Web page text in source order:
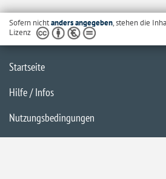
Sofern nichtanders angegeben, stehen die
Lizenz
Startseite
Hilfe / Infos
Nutzungsbedingungen